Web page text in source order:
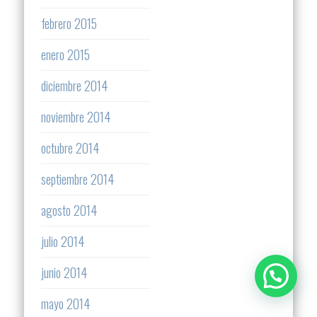
febrero 2015
enero 2015
diciembre 2014
noviembre 2014
octubre 2014
septiembre 2014
agosto 2014
julio 2014
junio 2014
mayo 2014